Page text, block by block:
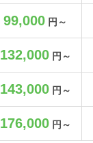
99,000 円～
132,000円～
143,000円～
176,000円～